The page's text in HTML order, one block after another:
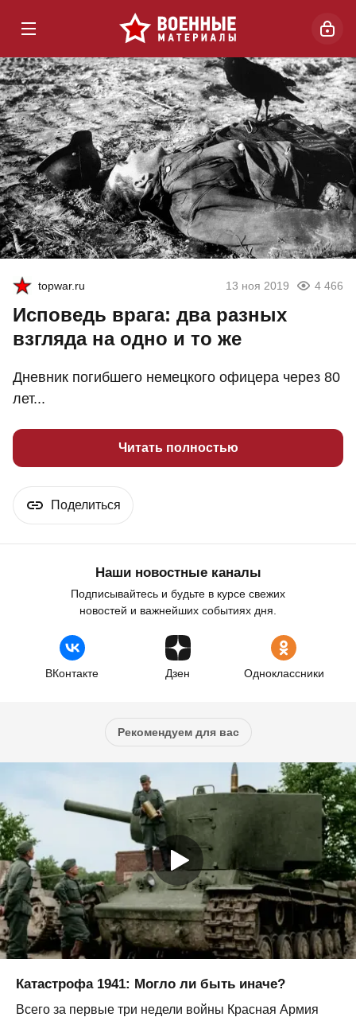
topwar.ru 13 ноя 2019 4 466
Исповедь врага: два разных
взгляда на одно и то же
Дневник погибшего немецкого офицера через 80
лет...
Читать полностью
Поделиться
Наши новостные каналы
Подписывайтесь и будьте в курсе свежих
новостей и важнейших событиях дня.
ВКонтакте Дзен Одноклассники
Рекомендуем для вас
Катастрофа 1941: Могло ли быть иначе?
Всего за первые три недели войны Красная Армия